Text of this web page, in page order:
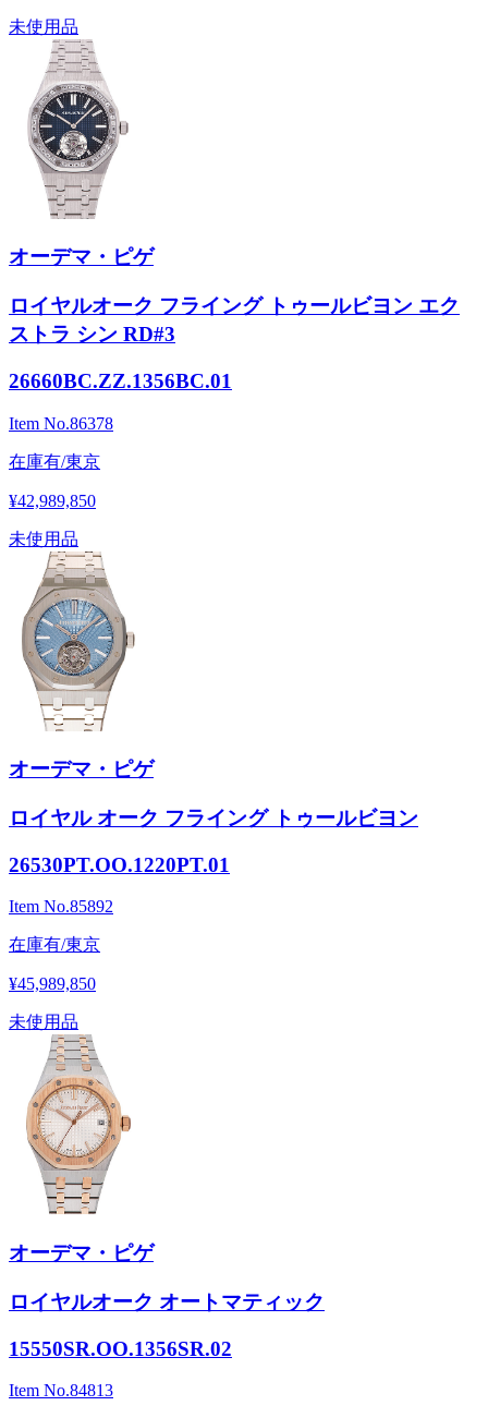
未使用品
オーデマ・ピゲ
ロイヤルオーク フライング トゥールビヨン エク
ストラ シン RD#3
26660BC.ZZ.1356BC.01
Item No.86378
在庫有/東京
¥42,989,850
未使用品
オーデマ・ピゲ
ロイヤル オーク フライング トゥールビヨン
26530PT.OO.1220PT.01
Item No.85892
在庫有/東京
¥45,989,850
未使用品
オーデマ・ピゲ
ロイヤルオーク オートマティック
15550SR.OO.1356SR.02
Item No.84813